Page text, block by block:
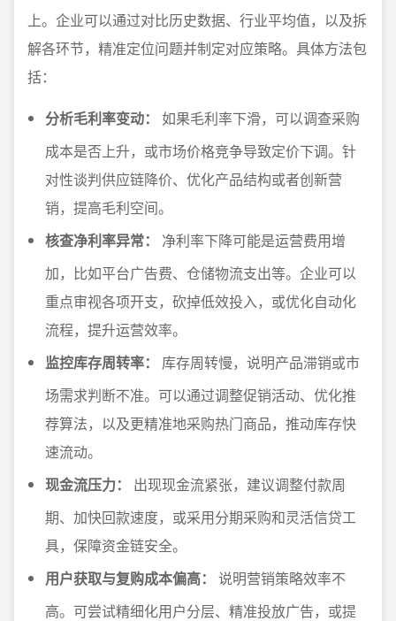
上。企业可以通过对比历史数据、行业平均值，以及拆
解各环节，精准定位问题并制定对应策略。具体方法包
括：
分析毛利率变动：
如果毛利率下滑，可以调查采购
成本是否上升，或市场价格竞争导致定价下调。针
对性谈判供应链降价、优化产品结构或者创新营
销，提高毛利空间。
核查净利率异常：
净利率下降可能是运营费用增
加，比如平台广告费、仓储物流支出等。企业可以
重点审视各项开支，砍掉低效投入，或优化自动化
流程，提升运营效率。
监控库存周转率：
库存周转慢，说明产品滞销或市
场需求判断不准。可以通过调整促销活动、优化推
荐算法，以及更精准地采购热门商品，推动库存快
速流动。
现金流压力：
出现现金流紧张，建议调整付款周
期、加快回款速度，或采用分期采购和灵活信贷工
具，保障资金链安全。
用户获取与复购成本偏高：
说明营销策略效率不
高。可尝试精细化用户分层、精准投放广告，或提